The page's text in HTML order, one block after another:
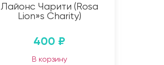
Лайонс Чарити (Rosa
Lion»s Charity)
400 ₽
В корзину